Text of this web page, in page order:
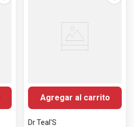
Agregar al carrito
Dr Teal'S